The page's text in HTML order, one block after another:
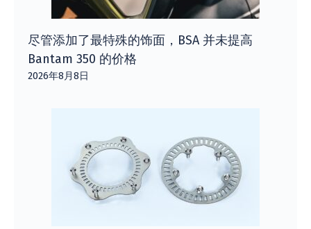
尽管添加了最特殊的饰面，BSA 并未提高
Bantam 350 的价格
2026年8月8日